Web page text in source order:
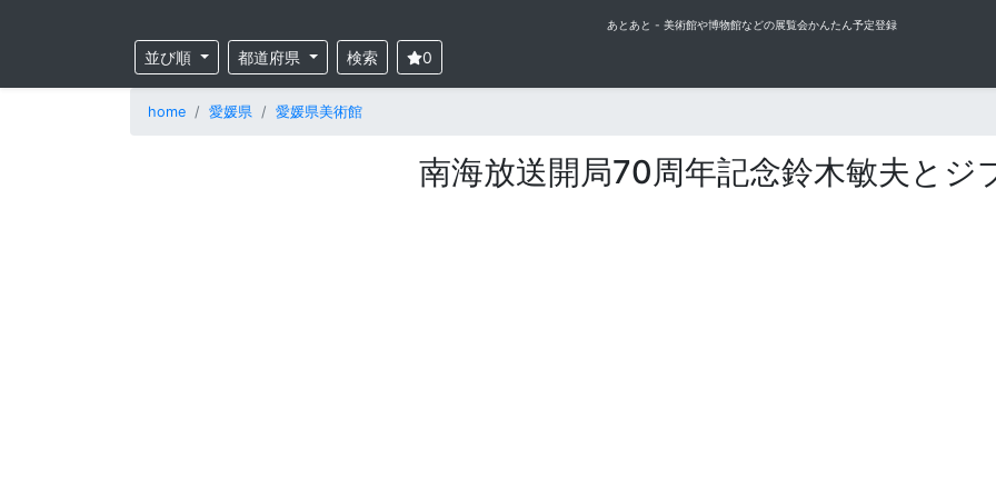
あとあと - 美術館や博物館などの展覧会かんたん予定登録
並び順 都道府県 検索 0
home 愛媛県 愛媛県美術館
南海放送開局70周年記念鈴木敏夫とジ